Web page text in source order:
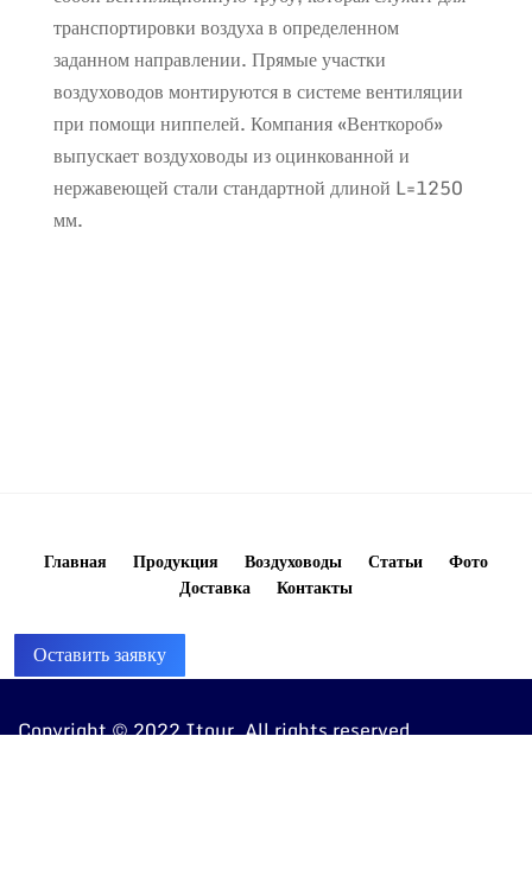
транспортировки воздуха в определенном
заданном направлении. Прямые участки
воздуховодов монтируются в системе вентиляции
при помощи ниппелей. Компания «Венткороб»
выпускает воздуховоды из оцинкованной и
нержавеющей стали стандартной длиной L=1250
мм.
Главная Продукция Воздуховоды Статьи
Фото
Доставка
Контакты
Оставить заявку
Copyright © 2022 Itour. All rights reserved